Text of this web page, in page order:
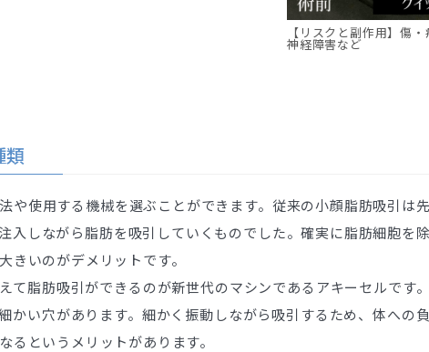
【リスクと副作用】傷
神経障害など
類
や使用する機械を選ぶことができます。従来の小顔脂肪吸引は
入しながら脂肪を吸引していくものでした。確実に脂肪細胞を
きいのがデメリットです。
て脂肪吸引ができるのが新世代のマシンであるアキーセルです
かい穴があります。細かく振動しながら吸引するため、体への
るというメリットがあります。